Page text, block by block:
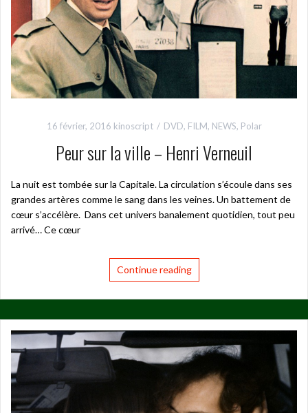
16 février, 2016 kinoscript DVD, FILM, NEWS, Polar
Peur sur la ville – Henri Verneuil
La nuit est tombée sur la Capitale. La circulation s’écoule dans ses
grandes artères comme le sang dans les veines. Un battement de
cœur s’accélère. Dans cet univers banalement quotidien, tout peu
arrivé… Ce cœur
Continue reading